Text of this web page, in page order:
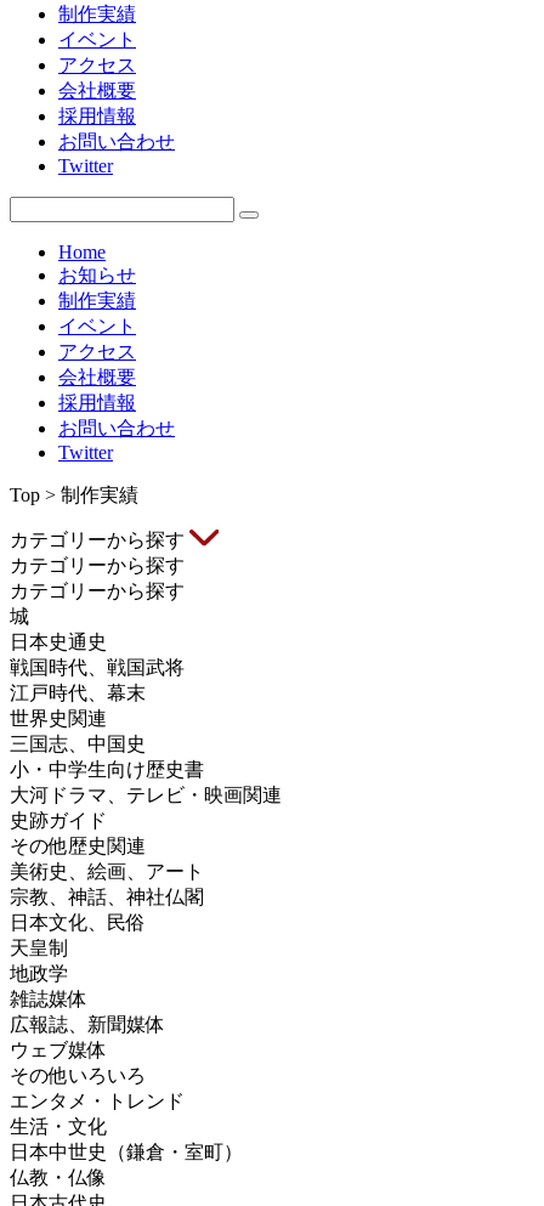
制作実績
イベント
アクセス
会社概要
採用情報
お問い合わせ
Twitter
Home
お知らせ
制作実績
イベント
アクセス
会社概要
採用情報
お問い合わせ
Twitter
Top > 制作実績
カテゴリーから探す
カテゴリーから探す
カテゴリーから探す
城
日本史通史
戦国時代、戦国武将
江戸時代、幕末
世界史関連
三国志、中国史
小・中学生向け歴史書
大河ドラマ、テレビ・映画関連
史跡ガイド
その他歴史関連
美術史、絵画、アート
宗教、神話、神社仏閣
日本文化、民俗
天皇制
地政学
雑誌媒体
広報誌、新聞媒体
ウェブ媒体
その他いろいろ
エンタメ・トレンド
生活・文化
日本中世史（鎌倉・室町）
仏教・仏像